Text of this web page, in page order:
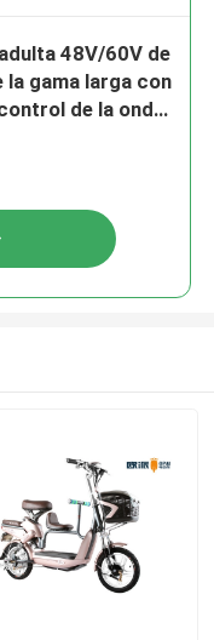
48V/60V de
la gama larga con
de la onda